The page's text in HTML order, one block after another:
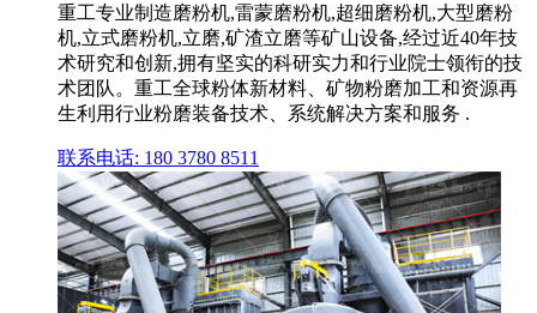
重工专业制造磨粉机,雷蒙磨粉机,超细磨粉机,大型磨粉
机,立式磨粉机,立磨,矿渣立磨等矿山设备,经过近40年技
术研究和创新,拥有坚实的科研实力和行业院士领衔的技
术团队。重工全球粉体新材料、矿物粉磨加工和资源再
生利用行业粉磨装备技术、系统解决方案和服务 .
联系电话: 180 3780 8511